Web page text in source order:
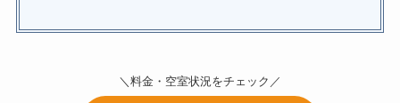
＼料金・空室状況をチェック／